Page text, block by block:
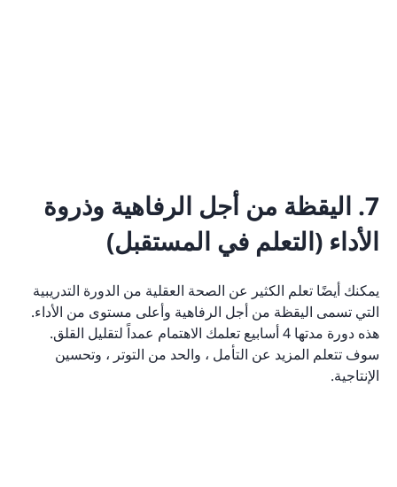
7. اليقظة من أجل الرفاهية وذروة
الأداء (التعلم في المستقبل)
يمكنك أيضًا تعلم الكثير عن الصحة العقلية من الدورة التدريبية
التي تسمى اليقظة من أجل الرفاهية وأعلى مستوى من الأداء.
هذه دورة مدتها 4 أسابيع تعلمك الاهتمام عمداً لتقليل القلق.
سوف تتعلم المزيد عن التأمل ، والحد من التوتر ، وتحسين
الإنتاجية.